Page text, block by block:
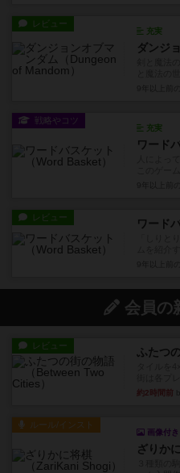
レビュー
充実
ダンジ
戦略やコツ
充実
ワード
レビュー ワード
会員の
レビュー ふたつ
約2時間前
ルール/インスト
画像付き
ざりか